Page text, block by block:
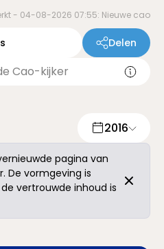
- 04-08-2026 07:55: Nieuwe cao
Delen
2016
pagina van
De vormgeving is
vertrouwde inhoud is